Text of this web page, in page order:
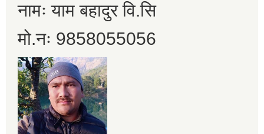
नामः याम बहादुर वि.सि
मो.नः 9858055056